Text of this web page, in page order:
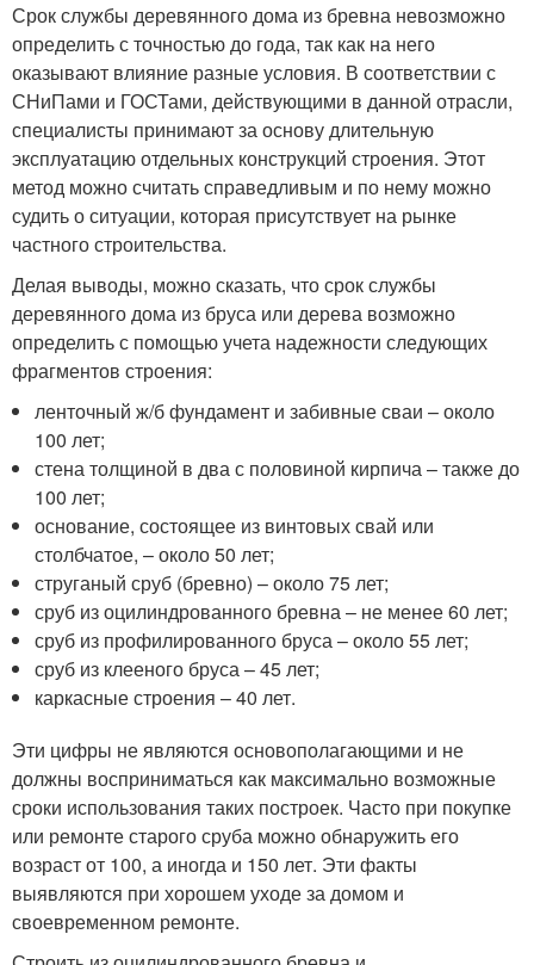
Срок службы деревянного дома из бревна невозможно
определить с точностью до года, так как на него
оказывают влияние разные условия. В соответствии с
СНиПами и ГОСТами, действующими в данной отрасли,
специалисты принимают за основу длительную
эксплуатацию отдельных конструкций строения. Этот
метод можно считать справедливым и по нему можно
судить о ситуации, которая присутствует на рынке
частного строительства.
Делая выводы, можно сказать, что срок службы
деревянного дома из бруса или дерева возможно
определить с помощью учета надежности следующих
фрагментов строения:
ленточный ж/б фундамент и забивные сваи – около
100 лет;
стена толщиной в два с половиной кирпича – также до
100 лет;
основание, состоящее из винтовых свай или
столбчатое, – около 50 лет;
струганый сруб (бревно) – около 75 лет;
сруб из оцилиндрованного бревна – не менее 60 лет;
сруб из профилированного бруса – около 55 лет;
сруб из клееного бруса – 45 лет;
каркасные строения – 40 лет.
Эти цифры не являются основополагающими и не
должны восприниматься как максимально возможные
сроки использования таких построек. Часто при покупке
или ремонте старого сруба можно обнаружить его
возраст от 100, а иногда и 150 лет. Эти факты
выявляются при хорошем уходе за домом и
своевременном ремонте.